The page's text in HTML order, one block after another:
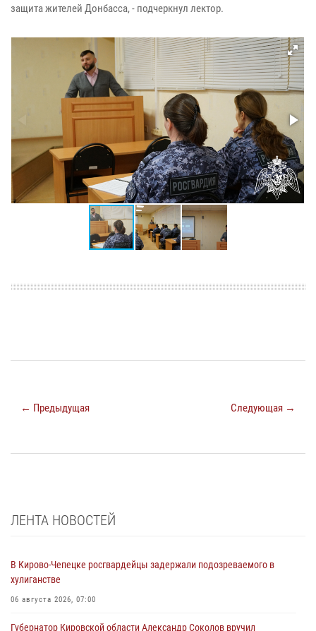
защита жителей Донбасса, - подчеркнул лектор.
← Предыдущая Следующая →
ЛЕНТА НОВОСТЕЙ
В Кирово-Чепецке росгвардейцы задержали подозреваемого в
хулиганстве
06 августа 2026, 07:00
Губернатор Кировской области Александр Соколов вручил